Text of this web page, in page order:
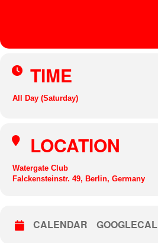
TIME
All Day (Saturday)
LOCATION
Watergate Club
Falckensteinstr. 49, Berlin, Germany
CALENDAR GOOGLECAL